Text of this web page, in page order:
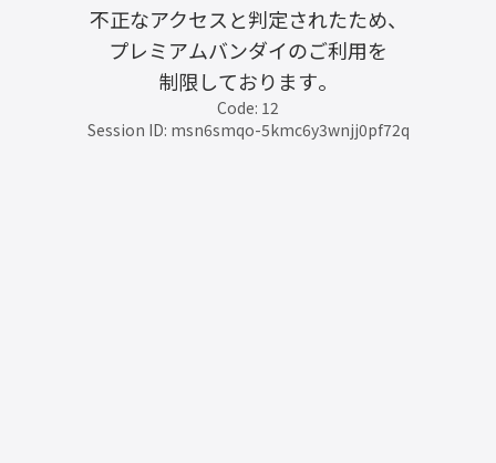
不正なアクセスと判定されたため、
プレミアムバンダイのご利用を
制限しております。
Code: 12
Session ID: msn6smqo-5kmc6y3wnjj0pf72q